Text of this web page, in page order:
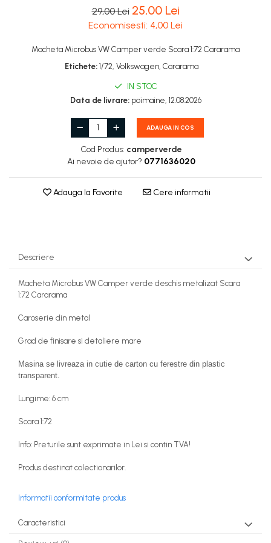
Living miniatural
Seturi mobilier miniatural
Materiale miniaturale si DIY
Accesorii DIY miniaturale
Materiale constructie miniaturale
Pardoseli si textile miniaturale
Decoratiuni miniaturale
Decor interior miniatural
Mancare miniaturala
Animale miniaturale
Casute de papusi
SETURI SI PACHETE CADOU
MACHETE
MACHETE AUTO SCARA 1:43
Machete Auto Romanesti 1:43 –
Machete Politie / Carabinieri 1:43
Limuzine, Hatchback si Sedan
Machete Prezidentiale 1:43
și Replici Mașini de Raliu
Road si Vehicule 4x4
29,00 Lei 25,00 Lei
Economisesti: 4,00 Lei
Macheta Microbus VW Camper verde Scara 1:72 Cararama
Etichete: 1/72, Volkswagen, Cararama
IN STOC
Data de livrare:poimaine, 12.08.2026
ADAUGA IN COS
Cod Produs: camperverde
Ai nevoie de ajutor? 0771636020
Adauga la Favorite Cere informatii
Descriere
Macheta Microbus VW Camper verde deschis metalizat Scara
1:72 Cararama
Caroserie din metal
Grad de finisare si detaliere mare
Masina se livreaza in cutie de carton cu ferestre din plastic
transparent.
Lungime: 6 cm
Scara 1:72
Info: Preturile sunt exprimate in Lei si contin TVA!
Produs destinat colectionarilor.
Informatii conformitate produs
Caracteristici